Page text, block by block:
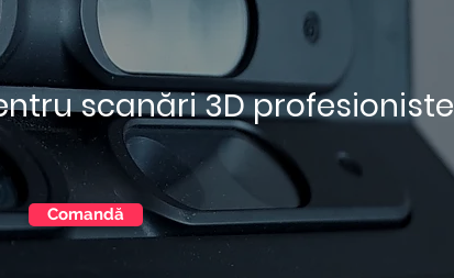
scanări3D profesioniste
Comandă